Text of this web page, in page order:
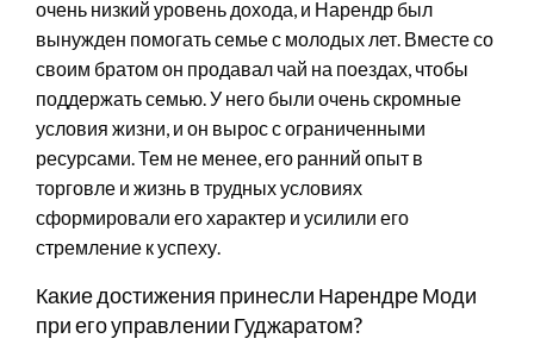
очень низкий уровень дохода, и Нарендр был
вынужден помогать семье с молодых лет. Вместе со
своим братом он продавал чай на поездах, чтобы
поддержать семью. У него были очень скромные
условия жизни, и он вырос с ограниченными
ресурсами. Тем не менее, его ранний опыт в
торговле и жизнь в трудных условиях
сформировали его характер и усилили его
стремление к успеху.
Какие достижения принесли Нарендре Моди
при его управлении Гуджаратом?